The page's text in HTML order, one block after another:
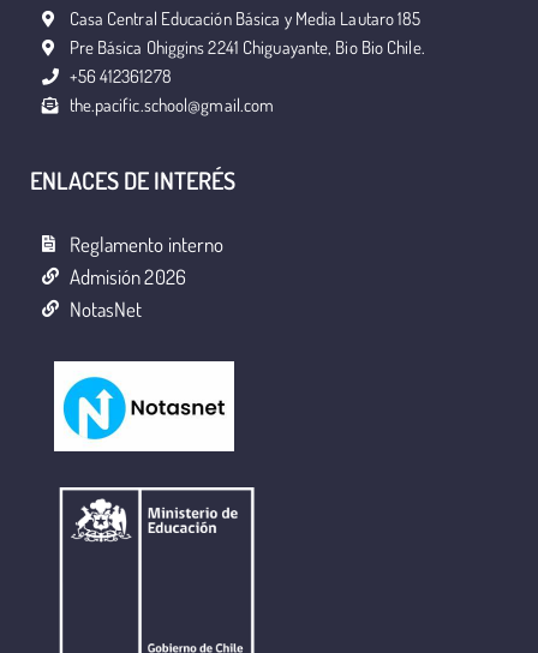
Casa Central Educación Básica y Media Lautaro 185
Pre Básica Ohiggins 2241 Chiguayante, Bio Bio Chile.
+56 412361278
the.pacific.school@gmail.com
ENLACES DE INTERÉS
Reglamento interno
Admisión 2026
NotasNet